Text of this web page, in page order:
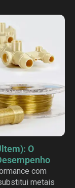
O
com
metais